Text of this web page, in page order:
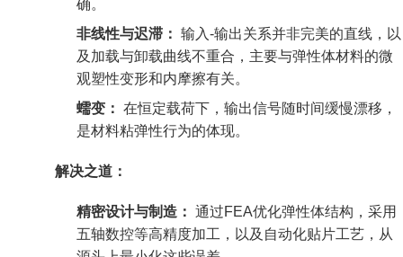
确。
非线性与迟滞： 输入-输出关系并非完美的直线，以
及加载与卸载曲线不重合，主要与弹性体材料的微
观塑性变形和内摩擦有关。
蠕变： 在恒定载荷下，输出信号随时间缓慢漂移，
是材料粘弹性行为的体现。
解决之道：
精密设计与制造： 通过FEA优化弹性体结构，采用
五轴数控等高精度加工，以及自动化贴片工艺，从